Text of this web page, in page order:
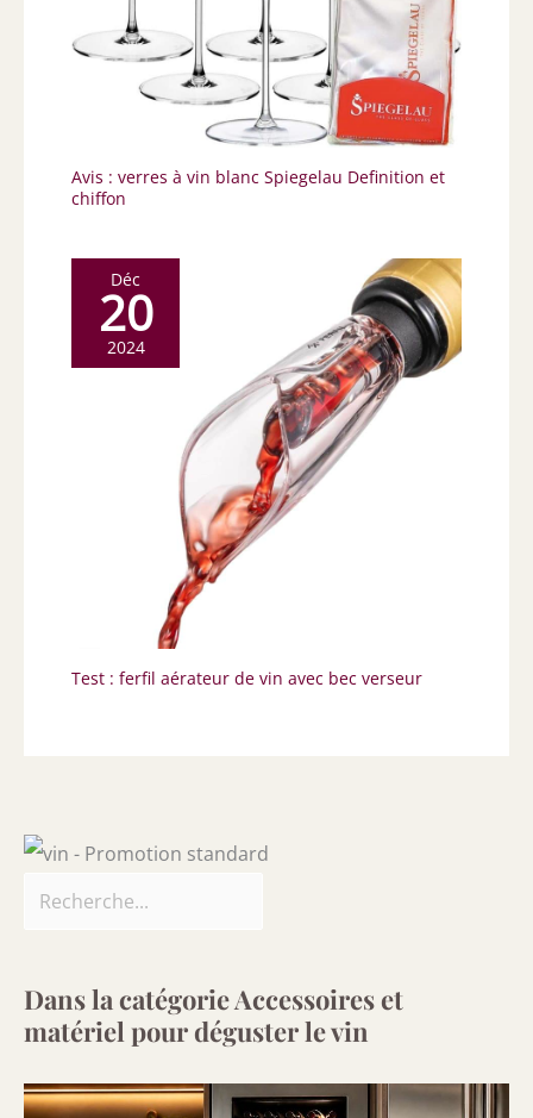
Avis : verres à vin blanc Spiegelau Definition et
chiffon
Déc
20
2024
Test : ferfil aérateur de vin avec bec verseur
Dans la catégorie Accessoires et
matériel pour déguster le vin